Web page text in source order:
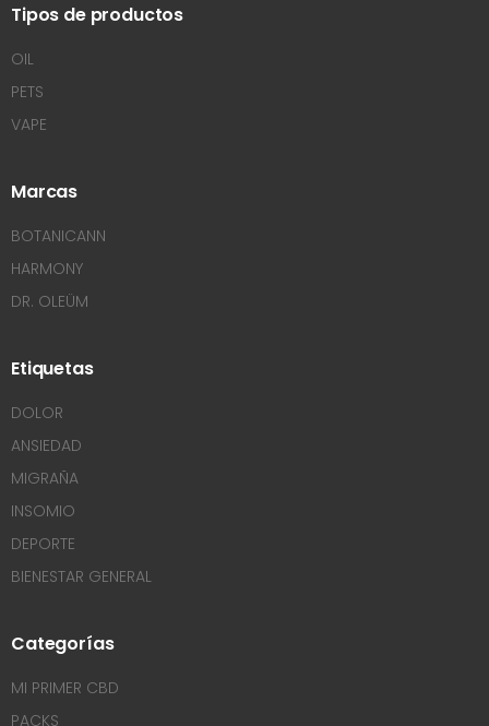
Tipos de productos
OIL
PETS
VAPE
Marcas
BOTANICANN
HARMONY
DR. OLEÜM
Etiquetas
DOLOR
ANSIEDAD
MIGRAÑA
INSOMIO
DEPORTE
BIENESTAR GENERAL
Categorías
MI PRIMER CBD
PACKS